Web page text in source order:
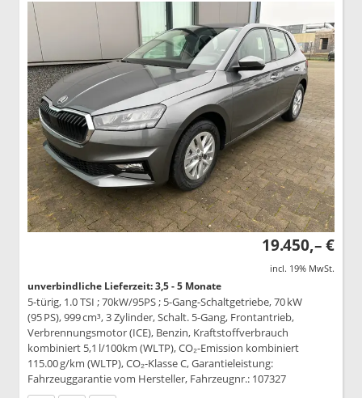
19.450,– €
incl. 19% MwSt.
unverbindliche Lieferzeit: 3,5 - 5 Monate
5-türig, 1.0 TSI ; 70kW/95PS ; 5-Gang-Schaltgetriebe, 70 kW
(95 PS), 999 cm³, 3 Zylinder, Schalt. 5-Gang, Frontantrieb,
Verbrennungsmotor (ICE), Benzin, Kraftstoffverbrauch
kombiniert 5,1 l/100km (WLTP), CO₂-Emission kombiniert
115.00 g/km (WLTP), CO₂-Klasse C, Garantieleistung:
Fahrzeuggarantie vom Hersteller, Fahrzeugnr.: 107327